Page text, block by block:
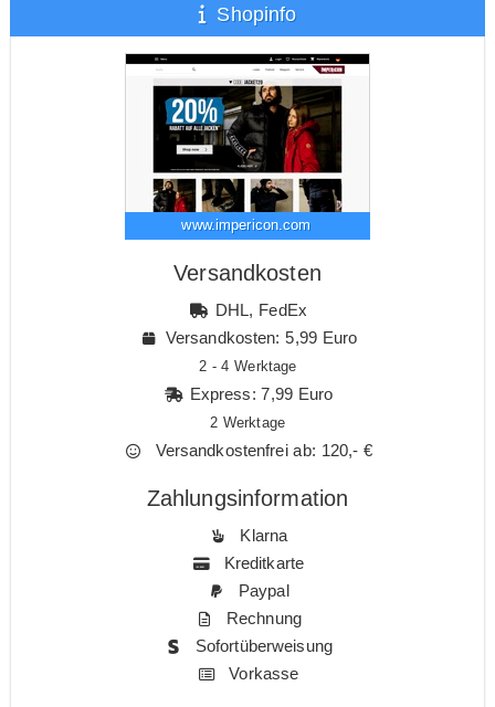
Shopinfo
www.impericon.com
Versandkosten
DHL, FedEx
Versandkosten: 5,99 Euro
2 - 4 Werktage
Express: 7,99 Euro
2 Werktage
Versandkostenfrei ab: 120,- €
Zahlungsinformation
Klarna
Kreditkarte
Paypal
Rechnung
Sofortüberweisung
Vorkasse